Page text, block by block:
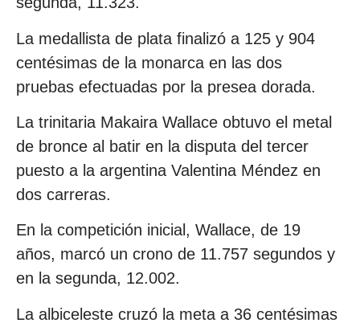
La medallista de plata finalizó a 125 y 904
centésimas de la monarca en las dos
pruebas efectuadas por la presea dorada.
La trinitaria Makaira Wallace obtuvo el metal
de bronce al batir en la disputa del tercer
puesto a la argentina Valentina Méndez en
dos carreras.
En la competición inicial, Wallace, de 19
años, marcó un crono de 11.757 segundos y
en la segunda, 12.002.
La albiceleste cruzó la meta a 36 centésimas